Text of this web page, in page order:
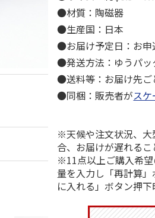
●材質：陶磁器
●生産国：日本
●お届け予定日：お申
●発送方法：ゆうパッ
●送料等：お届け先ご
●同梱：販売者がス
※天候や注文状況、大
合、お届けが遅れる
※11点以上ご購入希
量を入力し「再計算
に入れる」ボタン押下